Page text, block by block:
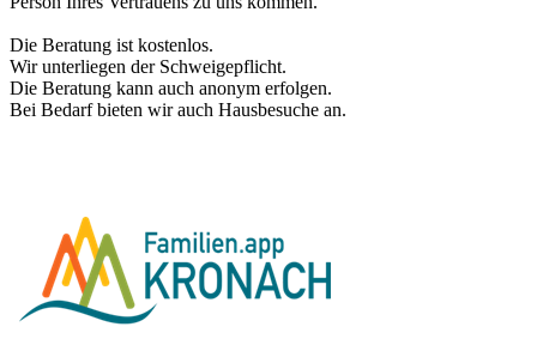
Die Beratung ist kostenlos.
Wir unterliegen der Schweigepflicht.
Die Beratung kann auch anonym erfolgen.
Bei Bedarf bieten wir auch Hausbesuche an.